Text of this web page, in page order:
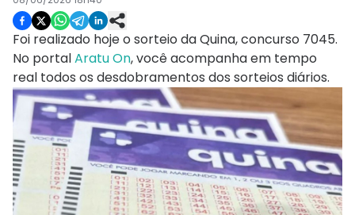
Foi realizado hoje o sorteio da Quina, concurso 7045.
No portalAratu On, você acompanha em tempo
real todos os desdobramentos dos sorteios diários.